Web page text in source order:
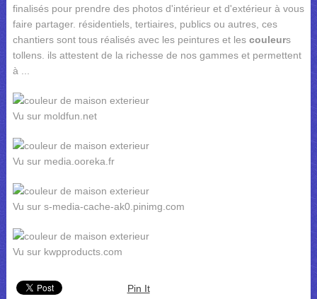
finalisés pour prendre des photos d'intérieur et d'extérieur à vous
faire partager. résidentiels, tertiaires, publics ou autres, ces
chantiers sont tous réalisés avec les peintures et les couleurs
tollens. ils attestent de la richesse de nos gammes et permettent
à ...
Vu sur moldfun.net
Vu sur media.ooreka.fr
Vu sur s-media-cache-ak0.pinimg.com
Vu sur kwpproducts.com
Pin It